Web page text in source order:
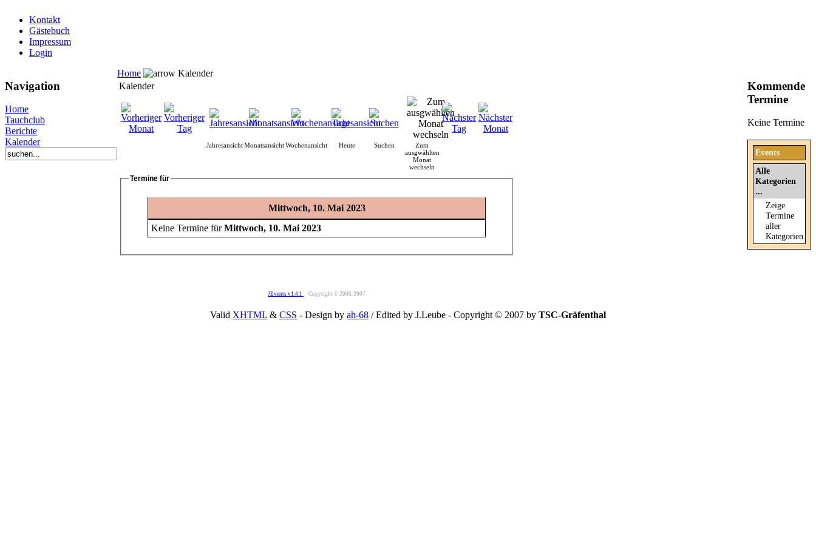
Kontakt
Gästebuch
Impressum
Login
Navigation
Home
Tauchclub
Berichte
Kalender
Home
Kalender
Kalender
JahresansichtMonatsansichtWochenansicht Heute Suchen
Zum
ausgwählten
Monat
wechseln
Termine für
Mittwoch, 10. Mai 2023
Keine Termine fürMittwoch, 10. Mai 2023
JEvents v1.4.1 Copyright © 2006-2007
Kommende
Termine
Keine Termine
Events
Alle
Kategorien
...
Zeige
Termine
aller
Kategorien
Valid XHTML & CSS - Design by ah-68 / Edited by J.Leube - Copyright © 2007 by TSC-Gräfenthal